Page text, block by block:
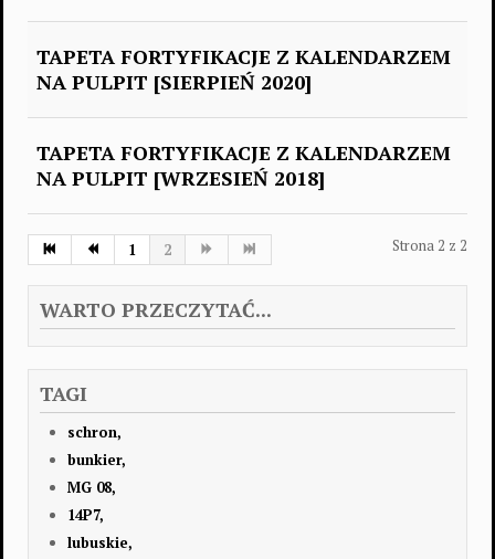
TAPETA FORTYFIKACJE Z KALENDARZEM
NA PULPIT [SIERPIEŃ 2020]
TAPETA FORTYFIKACJE Z KALENDARZEM
NA PULPIT [WRZESIEŃ 2018]
Strona 2 z 2
1 2
WARTO PRZECZYTAĆ...
TAGI
schron,
bunkier,
MG 08,
14P7,
lubuskie,